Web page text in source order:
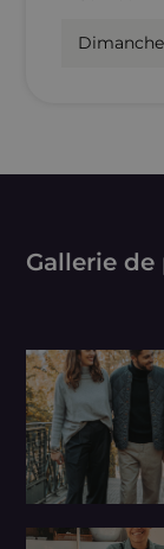
Dimanche
Gallerie